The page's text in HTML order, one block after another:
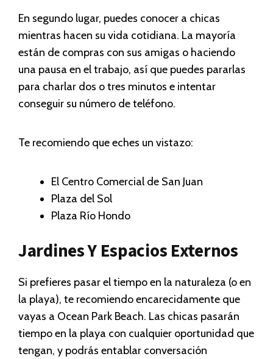
En segundo lugar, puedes conocer a chicas
mientras hacen su vida cotidiana. La mayoría
están de compras con sus amigas o haciendo
una pausa en el trabajo, así que puedes pararlas
para charlar dos o tres minutos e intentar
conseguir su número de teléfono.
Te recomiendo que eches un vistazo:
El Centro Comercial de San Juan
Plaza del Sol
Plaza Río Hondo
Jardines Y Espacios Externos
Si prefieres pasar el tiempo en la naturaleza (o en
la playa), te recomiendo encarecidamente que
vayas a Ocean Park Beach. Las chicas pasarán
tiempo en la playa con cualquier oportunidad que
tengan, y podrás entablar conversación